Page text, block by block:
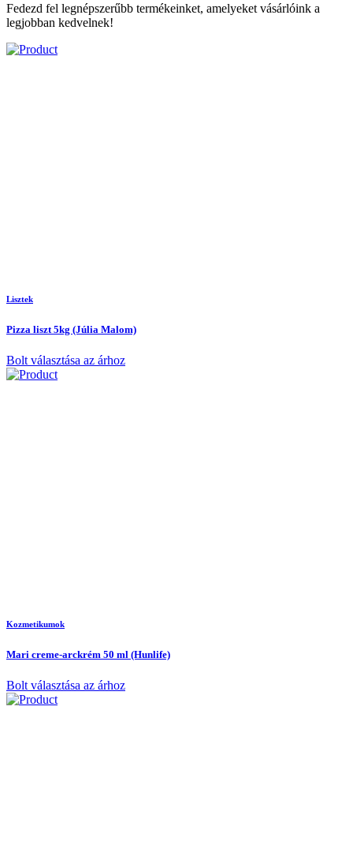
Fedezd fel legnépszerűbb termékeinket, amelyeket vásárlóink a
legjobban kedvelnek!
Lisztek
Pizza liszt 5kg (Júlia Malom)
Bolt választása az árhoz
Kozmetikumok
Mari creme-arckrém 50 ml (Hunlife)
Bolt választása az árhoz